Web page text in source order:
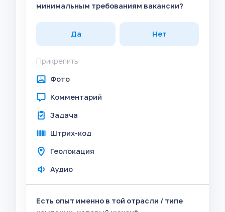
минимальным требованиям вакансии?
Да Нет
Прикрепить
Фото
Комментарий
Задача
Штрих-код
Геолокация
Аудио
Есть опыт именно в той отрасли / типе